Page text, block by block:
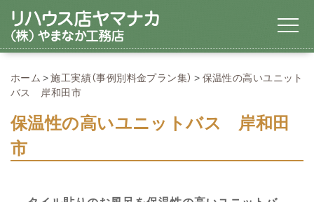
ホーム 施工実績（事例別料金プラン集）
保温性の高いユニット
バス 岸和田市
保温性の高いユニットバス 岸和田
市